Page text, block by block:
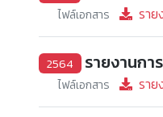
ไฟล์เอกสาร รา
2564 รายงานกา
ไฟล์เอกสาร รา